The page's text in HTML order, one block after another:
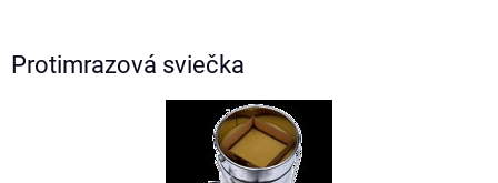
Protimrazová sviečka